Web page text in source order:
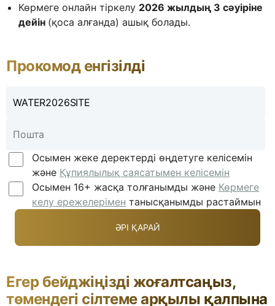
Көрмеге онлайн тіркелу 2026 жылдың 3 сәуіріне
дейін (қоса алғанда) ашық болады.
Прокомод eнгізілді
Осымен жеке деректерді өңдетуге келісемін
және Құпиялылық саясатымен келісемін
Осымен 16+ жасқа толғанымды және Көрмеге
келу ережелерімен танысқанымды растаймын
Егер бейджіңізді жоғалтсаңыз,
төмендегі сілтеме арқылы қалпына